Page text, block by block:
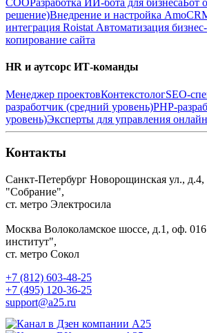
СООРазработка ИИ-бота для бизнесаБот
решение)Внедрение и настройка
интеграция Roistat Автоматизация
копирование сайта
HR и аутсорс ИТ-команды
Менеджер проектовКонтекстологSEO-
разработчик (средний уровень)PHP-
уровень)Эксперты для управления
Контакты
Санкт-Петербург Новорощинская ул., д.4,
"Собрание",
ст. метро Электросила
Москва Волоколамское шоссе, д.1, оф. 016
институт",
ст. метро Сокол
+7 (812) 603-48-25
+7 (495) 120-36-25
support@a25.ru